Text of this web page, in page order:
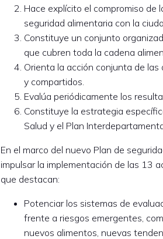
Hace explícito el compromiso de
seguridad alimentaria con la
Constituye un conjunto
que cubren toda la cadena
Orienta la acción conjunta de
y compartidos.
Evalúa periódicamente los
Constituye la estrategia
Salud y el Plan
En el marco del nuevo Plan de
impulsar la implementación de las 13
que destacan:
Potenciar los sistemas de
frente a riesgos emergentes,
nuevos alimentos, nuevas